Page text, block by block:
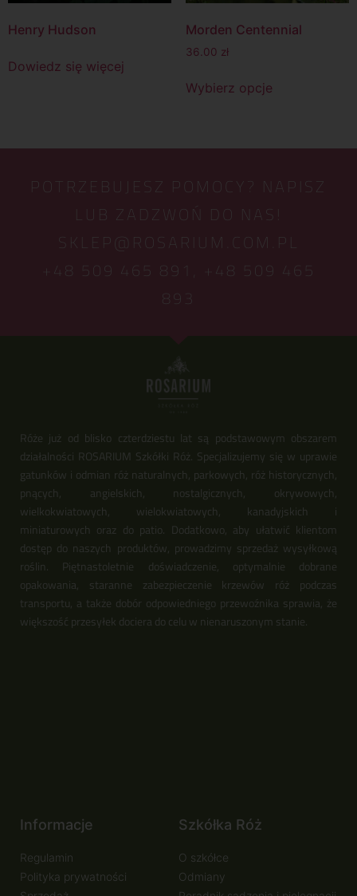
Henry Hudson
Dowiedz się więcej
Morden Centennial
36.00 zł
Wybierz opcje
POTRZEBUJESZ POMOCY? NAPISZ
LUB ZADZWOŃ DO NAS!
SKLEP@ROSARIUM.COM.PL
+48 509 465 891,
+48 509 465
893
Róże już od blisko czterdziestu lat są podstawowym obszarem
działalności ROSARIUM Szkółki Róż. Specjalizujemy się w uprawie
gatunków i odmian róż naturalnych, parkowych, róż historycznych,
pnących, angielskich, nostalgicznych, okrywowych,
wielkokwiatowych, wielokwiatowych, kanadyjskich i
miniaturowych oraz do patio. Dodatkowo, aby ułatwić klientom
dostęp do naszych produktów, prowadzimy sprzedaż wysyłkową
roślin. Piętnastoletnie doświadczenie, optymalnie dobrane
opakowania, staranne zabezpieczenie krzewów róż podczas
transportu, a także dobór odpowiedniego przewoźnika sprawia, że
większość przesyłek dociera do celu w nienaruszonym stanie.
Informacje
Regulamin
Polityka prywatności
Szkółka Róż
O szkółce
Odmiany